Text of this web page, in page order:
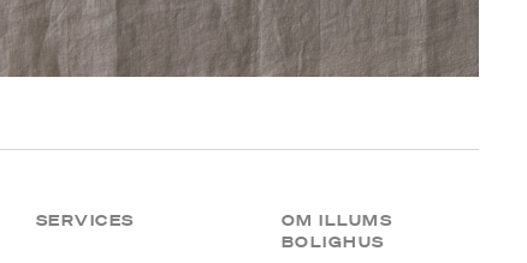
SERVICES
OM ILLUMS
BOLIGHUS